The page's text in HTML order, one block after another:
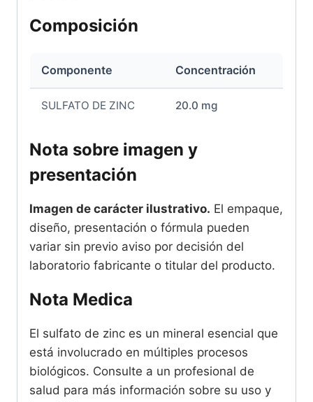
Composición
Componente Concentración
SULFATO DE ZINC 20.0 mg
Nota sobre imagen y
presentación
Imagen de carácter ilustrativo. El empaque,
diseño, presentación o fórmula pueden
variar sin previo aviso por decisión del
laboratorio fabricante o titular del producto.
Nota Medica
El sulfato de zinc es un mineral esencial que
está involucrado en múltiples procesos
biológicos. Consulte a un profesional de
salud para más información sobre su uso y